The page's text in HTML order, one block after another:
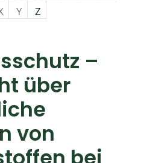
Y Z
–
über
von